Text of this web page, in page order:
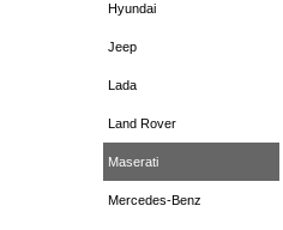
Hyundai
Jeep
Lada
Land Rover
Maserati
Mercedes-Benz